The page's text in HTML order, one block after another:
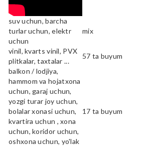
suv uchun, barcha
turlar uchun, elektr
uchun
mix
vinil, kvarts vinil, PVX
plitkalar, taxtalar ...
57 ta buyum
balkon / lodjiya,
hammom va hojatxona
uchun, garaj uchun,
yozgi turar joy uchun,
bolalar xonasi uchun,
kvartira uchun , xona
uchun, koridor uchun,
oshxona uchun, yo'lak
17 ta buyum